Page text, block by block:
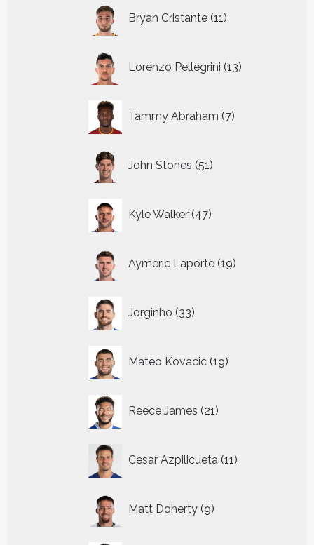
Bryan Cristante 11
producten
Lorenzo Pellegrini 13
producten
Tammy Abraham 7
producten
John Stones 51
producten
Kyle Walker 47
producten
Aymeric Laporte 19
producten
Jorginho 33
producten
Mateo Kovacic 19
producten
Reece James 21
producten
Cesar Azpilicueta 11
producten
Matt Doherty 9
producten